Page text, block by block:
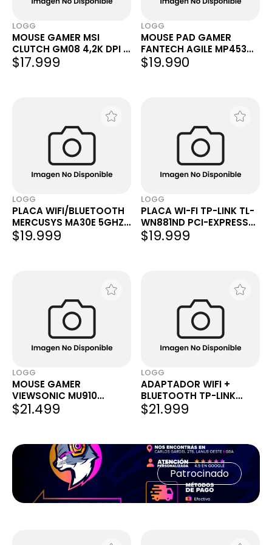
LOGG
MOUSE GAMER MSI
CLUTCH GM08 4,2K DPI 6
BOTONES PESO
AJUSTABLE LED
$17.999
LOGG
MOUSE PAD GAMER
FANTECH AGILE MP453
450X350X4MM SPEED &
CONTROL GRIS
$19.990
LOGG
PLACA WIFI/BLUETOOTH
MERCUSYS MA30E 5GHZ
AC1200 DUAL BAND BT
5.0 ANTENAS ALTA
$19.999
LOGG
PLACA WI-FI TP-LINK TL-
WN881ND PCI-EXPRESS
300MBPS 2.4GHZ 2
ANTENAS
$19.999
LOGG
MOUSE GAMER
VIEWSONIC MU910
6400DPI 9 BOTONES USB
RGB
$21.499
LOGG
ADAPTADOR WIFI +
BLUETOOTH TP-LINK
ARCHER TX10UB NANO
V1.0 USB AX900 DUAL
$21.999
Patrocinado